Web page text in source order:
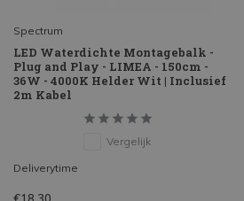
Spectrum
LED Waterdichte Montagebalk -
Plug and Play - LIMEA - 150cm -
36W - 4000K Helder Wit | Inclusief
2m Kabel
Vergelijk
Deliverytime